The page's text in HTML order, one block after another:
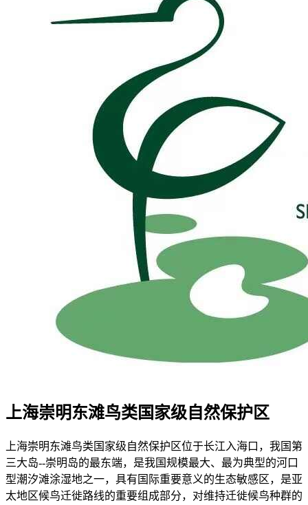
上海崇明东滩鸟类国家级自然保护区
上海崇明东滩鸟类国家级自然保护区位于长江入海口，我国第
三大岛--崇明岛的最东端，是我国规模最大、最为典型的河口
型潮汐滩涂湿地之一，具有国际重要意义的生态敏感区，是亚
太地区候鸟迁徙路线的重要组成部分，对维持迁徙候鸟种群的